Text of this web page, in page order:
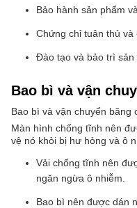
Bảo hành sản phẩm
Chứng chỉ tuân thủ và
Đào tạo và bảo trì sản
Bao bì và vận
Bao bì và vận chuyển băng
Màn hình chống tĩnh nên
vệ nó khỏi bị hư hỏng và ô
Vải chống tĩnh nên
ngăn ngừa ô nhiễm.
Bao bì nên được dán